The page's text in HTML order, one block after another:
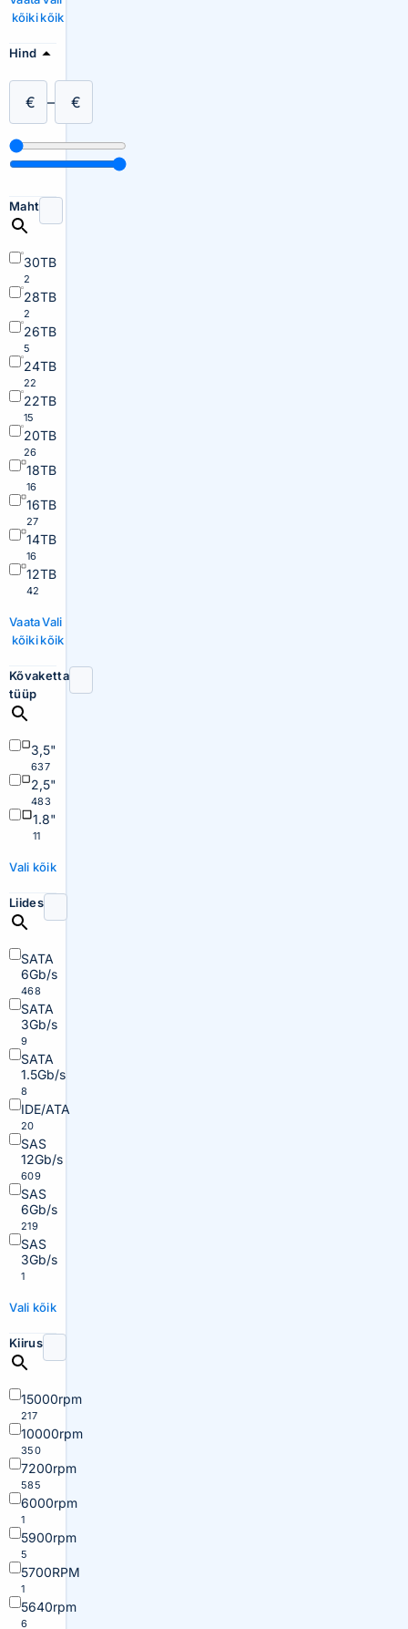
kõikikõik
Hind
€ – €
Maht
30TB
2
28TB
2
26TB
5
24TB
22
22TB
15
20TB
26
18TB
16
16TB
27
14TB
16
12TB
42
Vaata
kõiki
Vali
kõik
Kõvaketta
tüüp
3,5"
637
2,5"
483
1.8"
11
Vali kõik
Liides
SATA
6Gb/s
468
SATA
3Gb/s
9
SATA
1.5Gb/s
8
IDE/ATA
20
SAS
12Gb/s
609
SAS
6Gb/s
219
SAS
3Gb/s
1
Vali kõik
Kiirus
15000rpm
217
10000rpm
350
7200rpm
585
6000rpm
1
5900rpm
5
5700RPM
1
5640rpm
6